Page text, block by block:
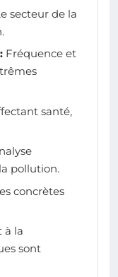
secteur de la
Fréquence et
santé,
pollution.
concrètes
à la
sont